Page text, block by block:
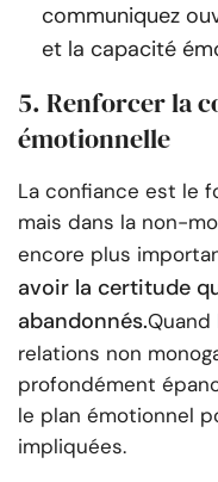
communiquez
et la capacité
5. Renforcer la
émotionnelle
La confiance est le
mais dans la non-
encore plus
avoir la certitude
abandonnés.Quand
relations non
profondément
le plan émotionnel
impliquées.